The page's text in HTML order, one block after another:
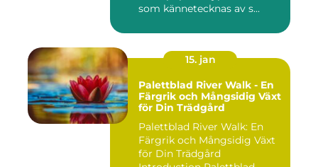
som kännetecknas av s...
15. jan
Palettblad River Walk - En
Färgrik och Mångsidig Växt
för Din Trädgård
Palettblad River Walk: En
Färgrik och Mångsidig Växt
för Din Trädgård